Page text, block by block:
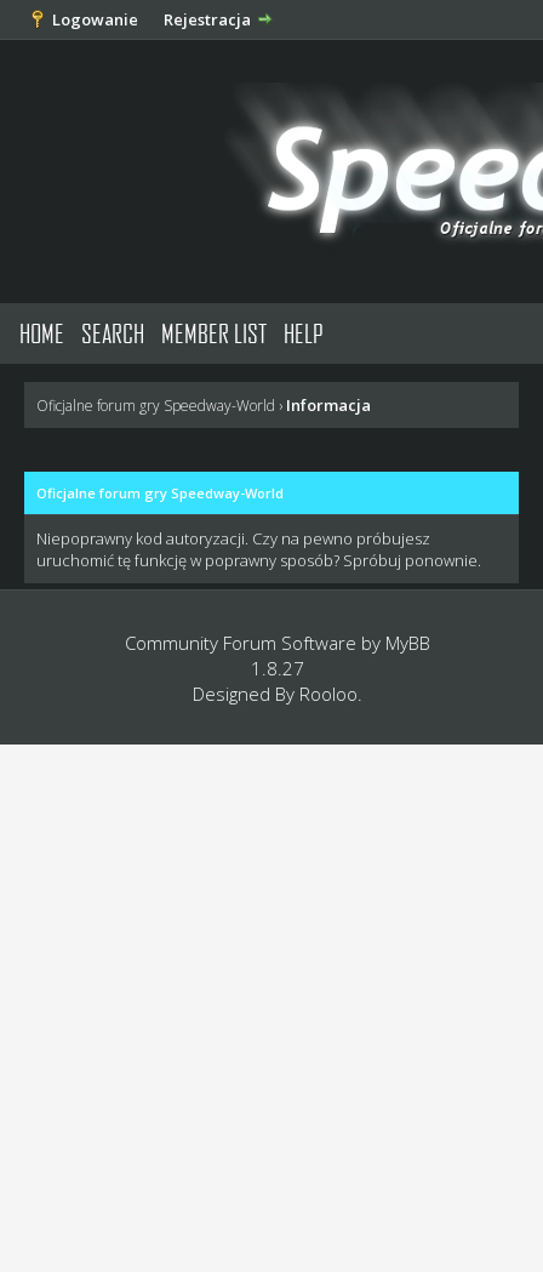
Logowanie Rejestracja
HOME SEARCH MEMBER LIST HELP
Oficjalne forum gry Speedway-World › Informacja
Oficjalne forum gry Speedway-World
Niepoprawny kod autoryzacji. Czy na pewno próbujesz
uruchomić tę funkcję w poprawny sposób? Spróbuj ponownie.
Community Forum Software by MyBB
1.8.27
Designed By Rooloo.